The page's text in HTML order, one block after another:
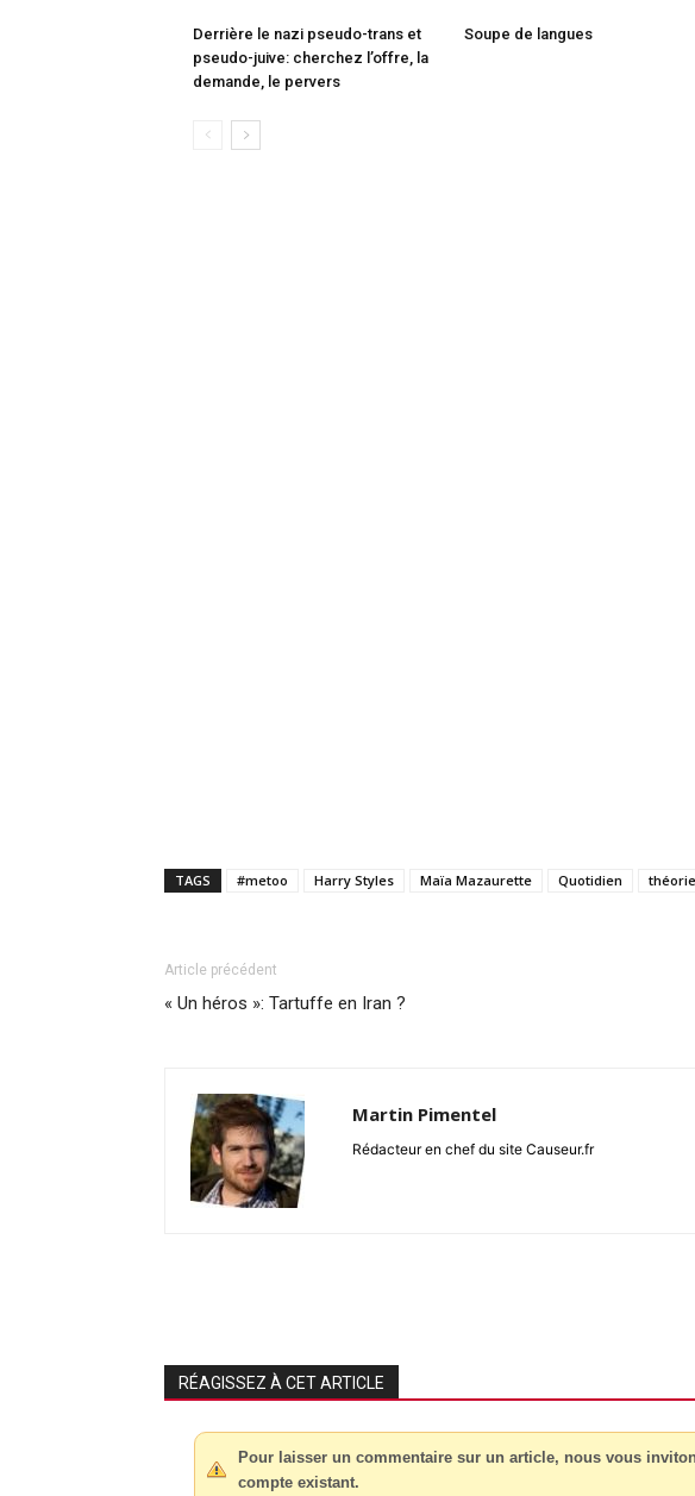
Derrière le nazi pseudo-trans et
pseudo-juive: cherchez l’offre, la
demande, le pervers
Soupe de langues
TAGS #metoo Harry Styles Maïa Mazaurette Quotidien
Article précédent
« Un héros »: Tartuffe en Iran ?
Martin Pimentel
Rédacteur en chef du site Causeur.fr
RÉAGISSEZ À CET ARTICLE
Pour laisser un commentaire sur un article, nous vous
compte existant.